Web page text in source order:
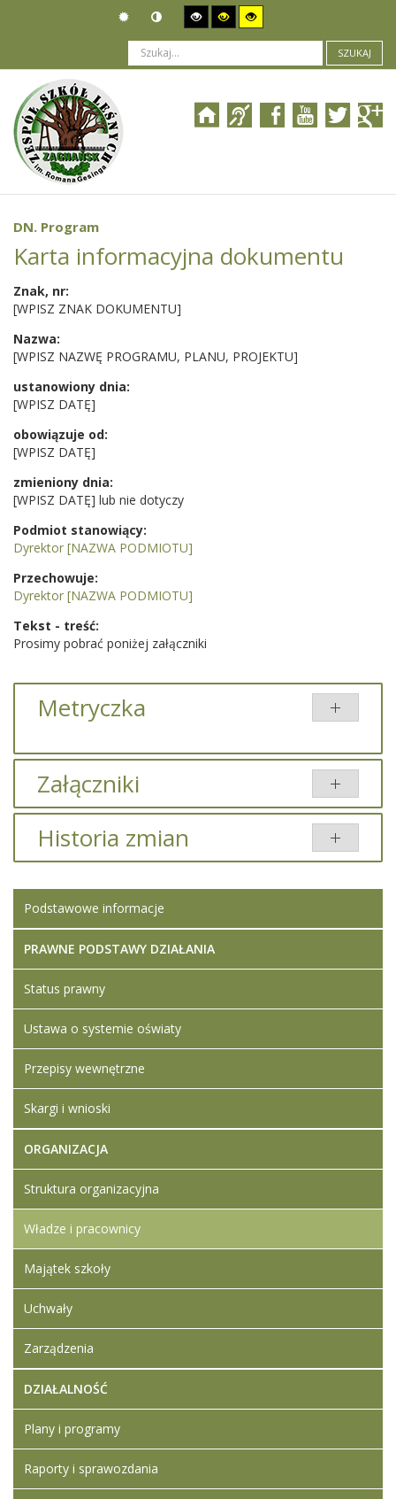
SZUKAJ
Jesteś tutaj: Organizacja
ROOT > Szablony artykułów
DN. Program
Karta informacyjna dokumentu
Znak, nr:
[WPISZ ZNAK DOKUMENTU]
Nazwa:
[WPISZ NAZWĘ PROGRAMU, PLANU, PROJEKTU]
ustanowiony dnia:
[WPISZ DATĘ]
obowiązuje od:
[WPISZ DATĘ]
zmieniony dnia:
[WPISZ DATĘ] lub nie dotyczy
Podmiot stanowiący:
Dyrektor [NAZWA PODMIOTU]
Przechowuje:
Dyrektor [NAZWA PODMIOTU]
Tekst - treść:
Prosimy pobrać poniżej załączniki
Metryczka
Załączniki
Brak załączników.
Historia zmian
Artykuł
został
zmieniony.
wtorek, 04
luty 2025
09:16
Super
Podstawowe informacje
PRAWNE PODSTAWY DZIAŁANIA
Status prawny
Ustawa o systemie oświaty
Przepisy wewnętrzne
Skargi i wnioski
ORGANIZACJA
Struktura organizacyjna
Władze i pracownicy
Majątek szkoły
Uchwały
Zarządzenia
DZIAŁALNOŚĆ
Plany i programy
Raporty i sprawozdania